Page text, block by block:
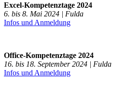
Excel-Kompetenztage 2024
6. bis 8. Mai 2024 | Fulda
Infos und Anmeldung
Office-Kompetenztage 2024
16. bis 18. September 2024 | Fulda
Infos und Anmeldung